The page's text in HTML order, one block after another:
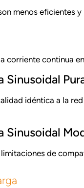
menos eficientes
corriente continua
Sinusoidal
idéntica a la
Sinusoidal
de